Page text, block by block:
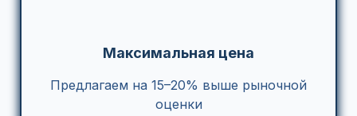
Максимальная цена
Предлагаем на 15–20% выше рыночной
оценки